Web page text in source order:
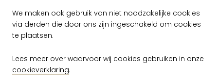
We maken ook gebruik van niet noodzakelijke cookies
via derden die door ons zijn ingeschakeld om cookies
te plaatsen.
Lees meer over waarvoor wij cookies gebruiken in onze
cookieverklaring.
geeft dit het effect van imposante metalen
panelen.